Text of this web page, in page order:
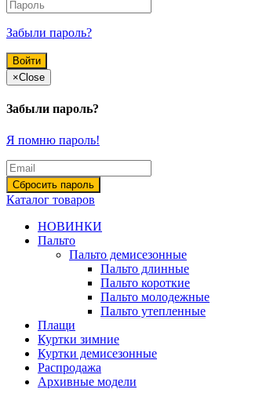
Забыли пароль?
×Close
Забыли пароль?
Я помню пароль!
Каталог товаров
НОВИНКИ
Пальто
Пальто демисезонные
Пальто длинные
Пальто короткие
Пальто молодежные
Пальто утепленные
Плащи
Куртки зимние
Куртки демисезонные
Распродажа
Архивные модели